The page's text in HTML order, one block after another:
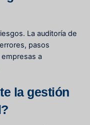
La auditoría de
pasos
a
la gestión